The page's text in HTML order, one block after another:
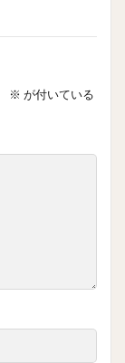
※ が付いている